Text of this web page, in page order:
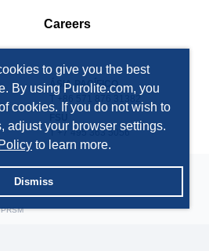
to give you the best
By using Purolite.com, you
cookies. If you do not wish to
adjust your browser settings.
to learn more.
Dismiss
Careers
ÁSIA PACÍFICO
T +7 495 363 5056